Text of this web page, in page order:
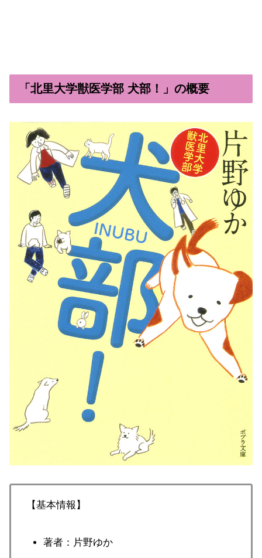
「北里大学獣医学部 犬部！」の概要
【基本情報】
著者：片野ゆか